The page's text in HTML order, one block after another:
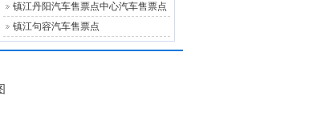
镇江丹阳汽车售票点中心汽车售票点
镇江句容汽车售票点